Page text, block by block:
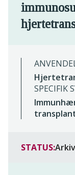
SPECIFIK
STATUS: